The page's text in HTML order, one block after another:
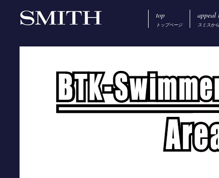
top
トップページ
appeal
スミスか